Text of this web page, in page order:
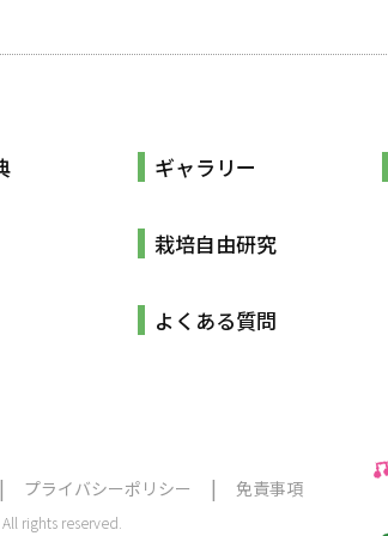
ギャラリー
栽培自由研究
よくある質問
プライバシーポリシー 免責事項
rights reserved.